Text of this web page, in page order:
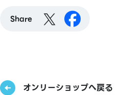
Share
オンリーショップへ戻る